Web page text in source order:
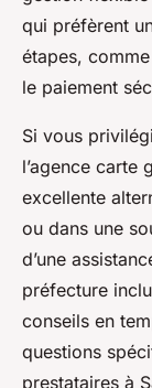
qui préfèrent
étapes,
le paiement
Si vous
l’agence carte
excellente
ou dans une
d’une
préfecture
conseils en
questions
prestataires à